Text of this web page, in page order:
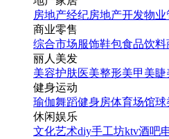
房地产经纪房地产开发物业
商业零售
综合市场服饰鞋包食品饮料
丽人美发
美容护肤医美整形美甲美睫
健身运动
瑜伽舞蹈健身房体育场馆球
休闲娱乐
文化艺术diy手工坊ktv酒吧